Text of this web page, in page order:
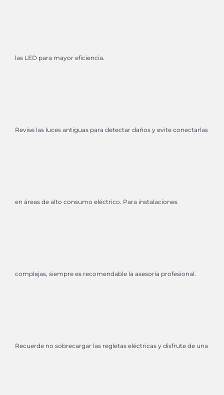
las LED para mayor eficiencia. ​
Revise las luces antiguas para detectar daños y evite conectarlas
en áreas de alto consumo eléctrico. Para instalaciones
complejas, siempre es recomendable la asesoría profesional.
Recuerde no sobrecargar las regletas eléctricas y disfrute de una